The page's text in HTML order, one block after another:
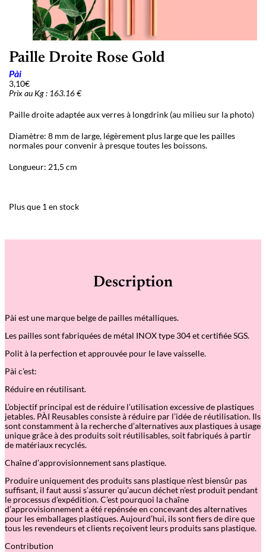
Paille Droite Rose Gold
Pài
3,10€
Prix au Kg : 163.16 €
Paille droite adaptée aux verres à longdrink (au milieu sur la photo)
Diamètre: 8 mm de large, légèrement plus large que les pailles
normales pour convenir à presque toutes les boissons.
Longueur: 21,5 cm
Plus que 1 en stock
Description
Pài est une marque belge de pailles métalliques.
Les pailles sont fabriquées de métal INOX type 304 et certifiée SGS.
Polit à la perfection et approuvée pour le lave vaisselle.
Pài c’est:
Réduire en réutilisant.
L’objectif principal est de réduire l’utilisation excessive de plastiques
jetables. PÀI Reusables consiste à réduire par l’idée de réutilisation. Ils
sont constamment à la recherche d’alternatives aux plastiques à usage
unique grâce à des produits soit réutilisables, soit fabriqués à partir
de matériaux recyclés.
Chaîne d’approvisionnement sans plastique.
Produire uniquement des produits sans plastique n’est biensûr pas
suffisant, il faut aussi s’assurer qu’aucun déchet n’est produit pendant
le processus d’expédition. C’est pourquoi la chaîne
d’approvisionnement a été repénsée en concevant des alternatives
pour les emballages plastiques. Aujourd’hui, ils sont fiers de dire que
tous les revendeurs et clients reçoivent leurs produits sans plastique.
Contribution